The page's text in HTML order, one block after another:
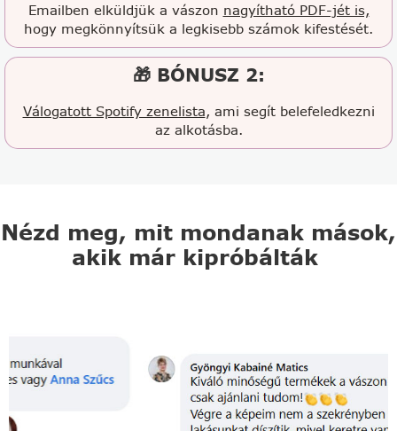
Emailben elküldjük a vászon nagyítható PDF-jét is,
hogy megkönnyítsük a legkisebb számok kifestését.
🎁 BÓNUSZ 2:
Válogatott Spotify zenelista, ami segít belefeledkezni
az alkotásba.
Nézd meg, mit mondanak mások,
akik már kipróbálták